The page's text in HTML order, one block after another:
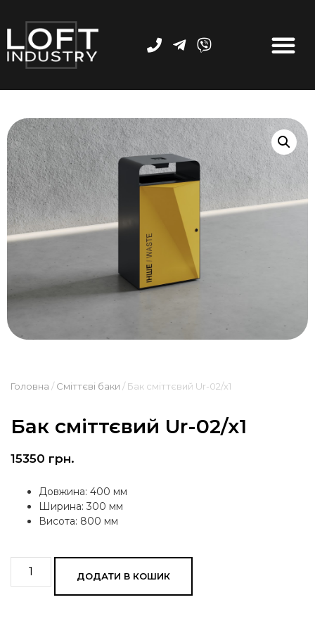
Головна / Сміттєві баки / Бак сміттєвий Ur-02/х1
Бак сміттєвий Ur-02/х1
15350 грн.
Довжина: 400 мм
Ширина: 300 мм
Висота: 800 мм
ДОДАТИ В КОШИК